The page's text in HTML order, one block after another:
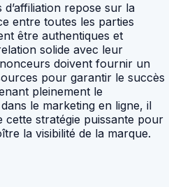
repose sur la
entre toutes les parties
être authentiques et
solide avec leur
doivent fournir un
pour garantir le succès
pleinement le
le marketing en ligne, il
cette stratégie puissante pour
la visibilité de la marque.